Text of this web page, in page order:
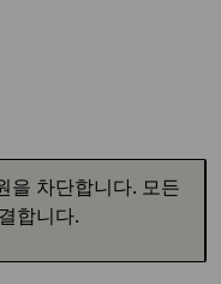
을 차단합니다. 모든
합니다.